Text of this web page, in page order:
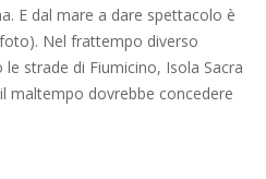
E dal mare a dare spettacolo è
Nel frattempo diverso
strade di Fiumicino, Isola Sacra
maltempo dovrebbe concedere